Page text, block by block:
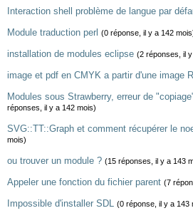
Interaction shell problème de langue par
Module traduction perl (0 réponse, il y a 142
installation de modules eclipse (2 réponses, il
image et pdf en CMYK a partir d'une image
Modules sous Strawberry, erreur de
réponses, il y a 142 mois)
SVG::TT::Graph et comment récupérer le
mois)
ou trouver un module ? (15 réponses, il y a 143
Appeler une fonction du fichier parent (7
Impossible d'installer SDL (0 réponse, il y a 143